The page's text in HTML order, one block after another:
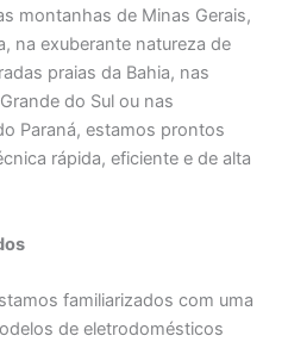
montanhas de Minas Gerais,
na exuberante natureza de
praias da Bahia, nas
do Sul ou nas
Paraná, estamos prontos
rápida, eficiente e de alta
familiarizados com uma
de eletrodomésticos